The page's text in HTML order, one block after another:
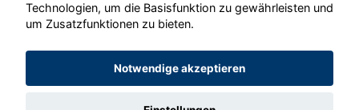
© konjunkturmotor.de GmbH 2020 - 2026
Technologien, um die Basisfunktion zu gewährleisten und
um Zusatzfunktionen zu bieten.
Notwendige akzeptieren